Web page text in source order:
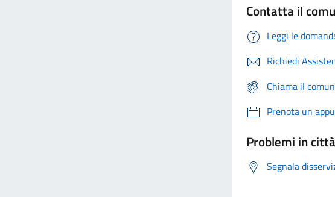
Contatta il
Leggi le
Richiedi
Chiama il
Prenota un
Problemi in città
Segnala